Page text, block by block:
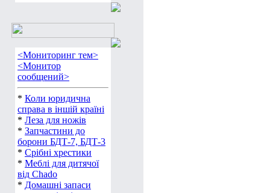
<Мониторинг тем>
<Монитор
сообщений>
* Коли юридична
справа в іншій країні
* Леза для ножів
* Запчастини до
борони БДТ-7, БДТ-3
* Срібні хрестики
* Меблі для дитячої
від Chado
* Домашні запаси